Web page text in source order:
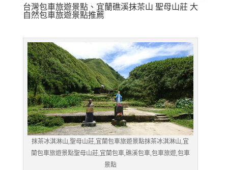
台灣包車旅遊景點、宜蘭礁溪抹茶山 聖母山莊 大
自然包車旅遊景點推薦
抹茶冰淇淋山,聖母山莊,宜蘭包車旅遊景點抹茶冰淇淋山,宜
蘭包車旅遊景點聖母山莊,宜蘭包車,礁溪包車,包車旅遊,包車
景點